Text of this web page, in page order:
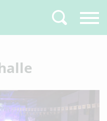
2 or more
for results.